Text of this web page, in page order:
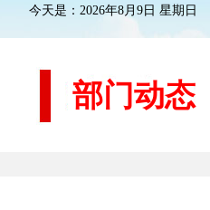
今天是：2026年8月9日 星期日
部门动态